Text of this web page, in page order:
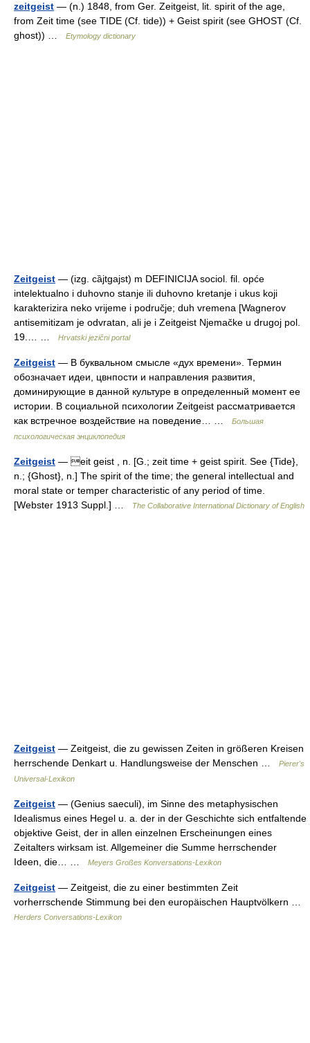
zeitgeist — (n.) 1848, from Ger. Zeitgeist, lit. spirit of the age,
from Zeit time (see TIDE (Cf. tide)) + Geist spirit (see GHOST (Cf.
ghost)) …
Etymology dictionary
Zeitgeist — (izg. cȁjtgajst) m DEFINICIJA sociol. fil. opće
intelektualno i duhovno stanje ili duhovno kretanje i ukus koji
karakterizira neko vrijeme i područje; duh vremena [Wagnerov
antisemitizam je odvratan, ali je i Zeitgeist Njemačke u drugoj pol.
19.… …
Hrvatski jezični portal
Zeitgeist — В буквальном смысле «дух времени». Термин
обозначает идеи, цвнпости и направления развития,
доминирующие в данной культуре в определенный момент ее
истории. В социальной психологии Zeitgeist рассматривается
как встречное воздействие на поведение… …
Большая
психологическая энциклопедия
Zeitgeist — eit geist , n. [G.; zeit time + geist spirit. See {Tide},
n.; {Ghost}, n.] The spirit of the time; the general intellectual and
moral state or temper characteristic of any period of time.
[Webster 1913 Suppl.] …
The Collaborative International Dictionary of English
Zeitgeist — Zeitgeist, die zu gewissen Zeiten in größeren Kreisen
herrschende Denkart u. Handlungsweise der Menschen …
Pierer's
Universal-Lexikon
Zeitgeist — (Genius saeculi), im Sinne des metaphysischen
Idealismus eines Hegel u. a. der in der Geschichte sich entfaltende
objektive Geist, der in allen einzelnen Erscheinungen eines
Zeitalters wirksam ist. Allgemeiner die Summe herrschender
Ideen, die… …
Meyers Großes Konversations-Lexikon
Zeitgeist — Zeitgeist, die zu einer bestimmten Zeit
vorherrschende Stimmung bei den europäischen Hauptvölkern …
Herders Conversations-Lexikon